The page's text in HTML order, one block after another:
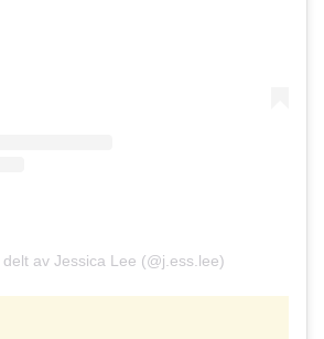
av Jessica Lee (@j.ess.lee)